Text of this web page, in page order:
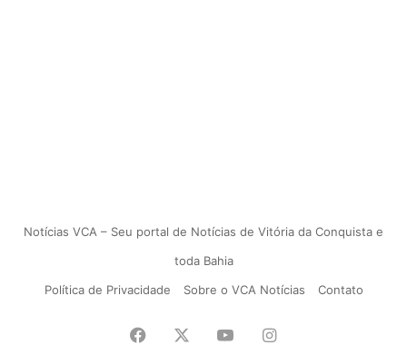
Notícias VCA – Seu portal de Notícias de Vitória da Conquista e
toda Bahia
Política de Privacidade
Sobre o VCA Notícias Contato
Facebook YouTubeInstagram